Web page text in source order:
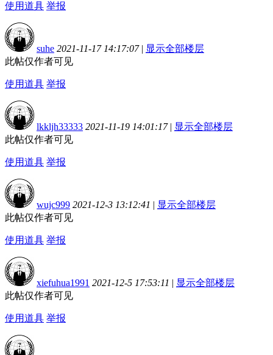
使用道具 举报
suhe 2021-11-17 14:17:07 | 显示全部楼层
此帖仅作者可见
使用道具 举报
lkkljh33333 2021-11-19 14:01:17 | 显示全部楼层
此帖仅作者可见
使用道具 举报
wujc999 2021-12-3 13:12:41 | 显示全部楼层
此帖仅作者可见
使用道具 举报
xiefuhua1991 2021-12-5 17:53:11 | 显示全部楼层
此帖仅作者可见
使用道具 举报